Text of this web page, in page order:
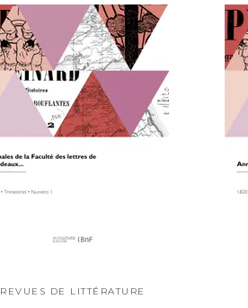
REVUES DE LITTÉRATURE